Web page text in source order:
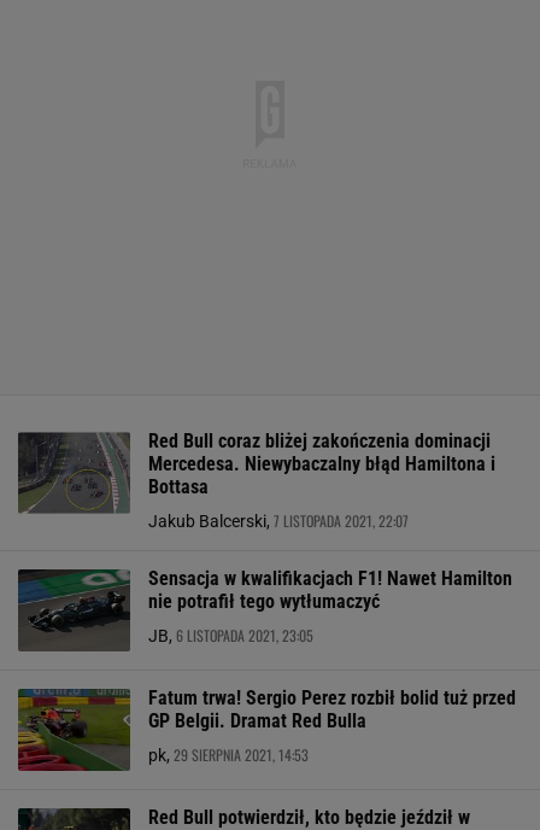
Red Bull coraz bliżej zakończenia dominacji
Mercedesa. Niewybaczalny błąd Hamiltona i
Bottasa
Jakub Balcerski, 7 LISTOPADA 2021, 22:07
Sensacja w kwalifikacjach F1! Nawet Hamilton
nie potrafił tego wytłumaczyć
JB, 6 LISTOPADA 2021, 23:05
Fatum trwa! Sergio Perez rozbił bolid tuż przed
GP Belgii. Dramat Red Bulla
pk, 29 SIERPNIA 2021, 14:53
Red Bull potwierdził, kto będzie jeździł w